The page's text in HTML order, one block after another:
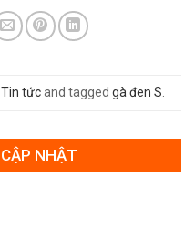
Tin tứcand tagged gà đen S
NHẬT